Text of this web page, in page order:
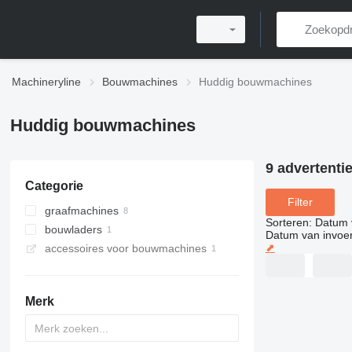
Machineryline Bouwmachines Huddig bouwmachines
Huddig bouwmachines
Categorie
graafmachines
graaflaadmachines
bouwladers
wielladers
accessoires voor bouwmachines
Merk
9
Filter
Sorteren: Datum
Datum van
⬈